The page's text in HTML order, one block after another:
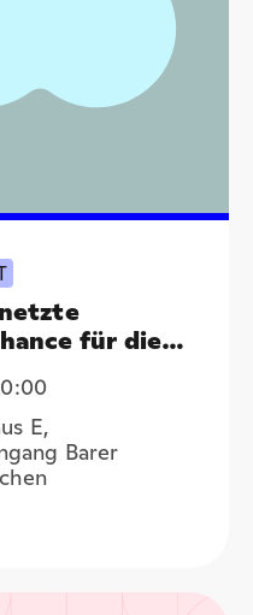
für die
E,
Barer